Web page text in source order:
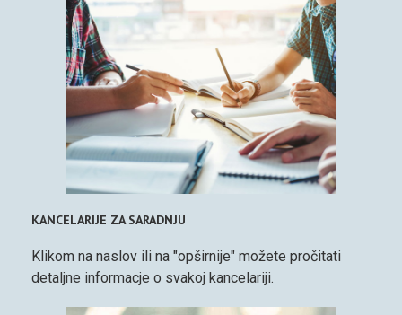
KANCELARIJE ZA SARADNJU
Klikom na naslov ili na "opširnije" možete pročitati
detaljne informacje o svakoj kancelariji.